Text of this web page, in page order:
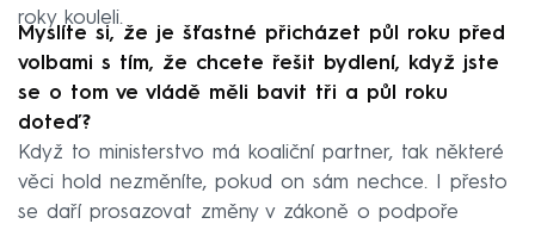
roky kouleli.
Myslíte si, že je šťastné přicházet půl roku před
volbami s tím, že chcete řešit bydlení, když jste
se o tom ve vládě měli bavit tři a půl roku
doteď?
Když to ministerstvo má koaliční partner, tak některé
věci hold nezměníte, pokud on sám nechce. I přesto
se daří prosazovat změny v zákoně o podpoře